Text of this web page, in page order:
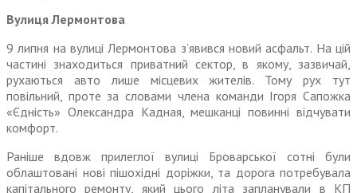
Вулиця Лермонтова
9 липня на вулиці Лермонтова з’явився новий асфальт. На цій
частині знаходиться приватний сектор, в якому, зазвичай,
рухаються авто лише місцевих жителів. Тому рух тут
повільний, проте за словами члена команди Ігоря Сапожка
«Єдність» Олександра Кадная, мешканці повинні відчувати
комфорт.
Раніше вдовж прилеглої вулиці Броварської сотні були
облаштовані нові пішохідні доріжки, та дорога потребувала
капітального ремонту, який цього літа запланували в КП